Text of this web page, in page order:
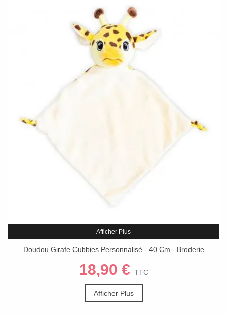
Afficher Plus
Doudou Girafe Cubbies Personnalisé - 40 Cm - Broderie
18,90 € TTC
Afficher Plus